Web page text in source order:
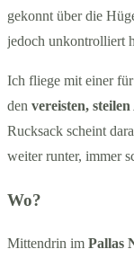
gekonnt über die
jedoch unkontrolliert
Ich fliege mit einer
den vereisten,
Rucksack scheint
weiter runter, immer
Wo?
Mittendrin im Pallas